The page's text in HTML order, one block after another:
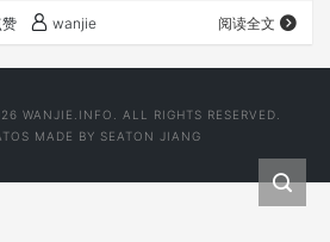
wanjie 阅读全文
WANJIE.INFO. ALL RIGHTS RESERVED.
MADE BY SEATON JIANG